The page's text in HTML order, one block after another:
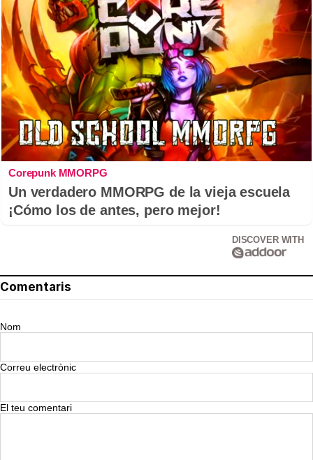
Corepunk MMORPG
Un verdadero MMORPG de la vieja escuela
¡Cómo los de antes, pero mejor!
DISCOVER WITH
Comentaris
Nom
Correu electrònic
El teu comentari